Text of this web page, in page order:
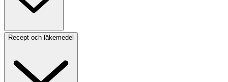
Recept och läkemedel